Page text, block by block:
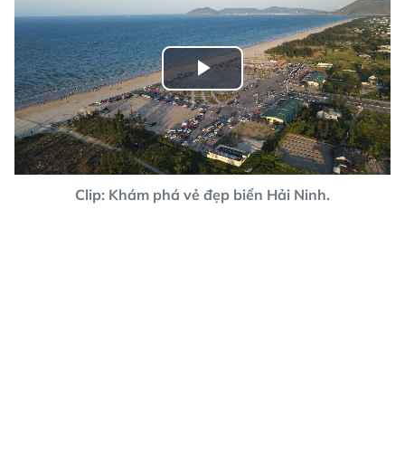
Play
Video
Clip: Khám phá vẻ đẹp biển Hải Ninh.